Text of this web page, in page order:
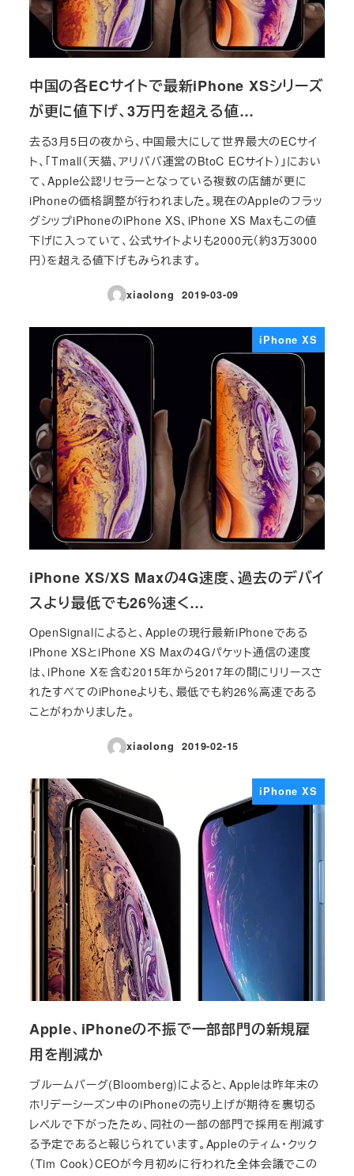
中国の各ECサイトで最新iPhone XSシリーズ
が更に値下げ、3万円を超える値…
去る3月5日の夜から、中国最大にして世界最大のECサイ
ト、「Tmall（天猫、アリババ運営のBtoC ECサイト）」におい
て、Apple公認リセラーとなっている複数の店舗が更に
iPhoneの価格調整が行われました。現在のAppleのフラッ
グシップiPhoneのiPhone XS、iPhone XS Maxもこの値
下げに入っていて、公式サイトよりも2000元（約3万3000
円）を超える値下げもみられます。
xiaolong
投稿日
2019-03-09
iPhone XS
iPhone XS/XS Maxの4G速度、過去のデバイ
スより最低でも26％速く…
OpenSignalによると、Appleの現行最新iPhoneである
iPhone XSとiPhone XS Maxの4Gパケット通信の速度
は、iPhone Xを含む2015年から2017年の間にリリースさ
れたすべてのiPhoneよりも、最低でも約26％高速である
ことがわかりました。
xiaolong
投稿日
2019-02-15
iPhone XS
Apple、iPhoneの不振で一部部門の新規雇
用を削減か
ブルームバーグ(Bloomberg)によると、Appleは昨年末の
ホリデーシーズン中のiPhoneの売り上げが期待を裏切る
レベルで下がったため、同社の一部の部門で採用を削減す
る予定であると報じられています。Appleのティム・クック
（Tim Cook）CEOが今月初めに行われた全体会議でこの